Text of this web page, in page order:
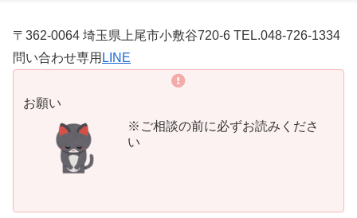
〒362-0064 埼玉県上尾市小敷谷720-6 TEL.048-726-1334
問い合わせ専用 LINE
お願い
※ご相談の前に必ずお読みくださ
い